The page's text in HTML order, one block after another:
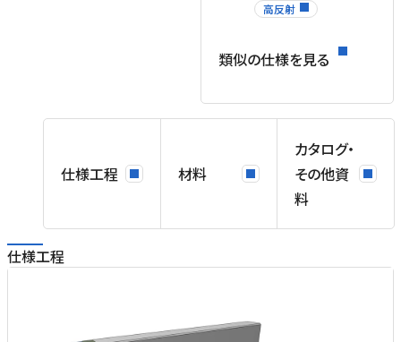
高反射
類似の仕様を見る
仕様工程 材料
カタログ・
その他資
料
仕様工程